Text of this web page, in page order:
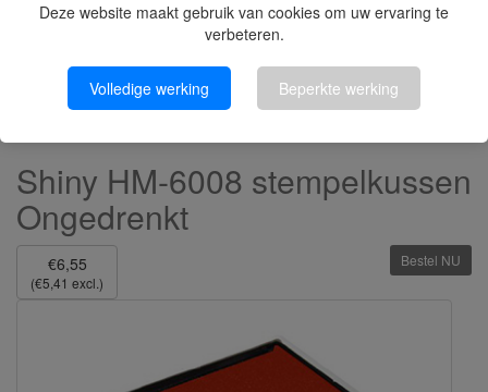
Deze website maakt gebruik van cookies om uw ervaring te
verbeteren.
Volledige werking Beperkte werking
Shiny HM-6008 stempelkussen
Ongedrenkt
€6,55
(€5,41 excl.)
Bestel NU